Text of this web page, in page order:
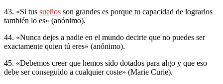
43. «Si tus sueños son grandes es porque tu capacidad de lograrlos
también lo es» (anónimo).
44. «Nunca dejes a nadie en el mundo decirte que no puedes ser
exactamente quien tú eres» (anónimo).
45. «Debemos creer que hemos sido dotados para algo y que eso
debe ser conseguido a cualquier coste» (Marie Curie).